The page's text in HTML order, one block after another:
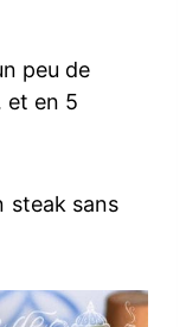
peu de
et en 5
steak sans